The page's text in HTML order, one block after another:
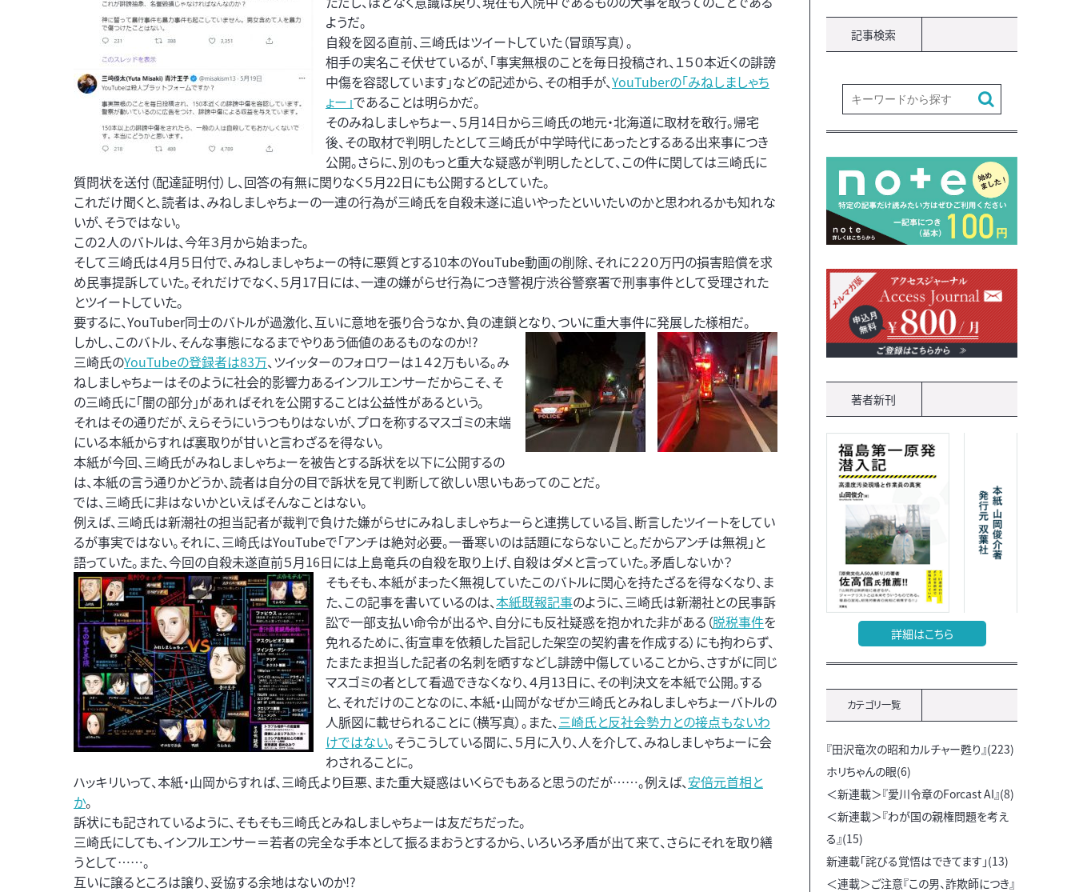
ようだ。
自殺を図る直前、三崎氏はツイートしていた（冒頭写真）。
相手の実名こそ伏せているが、「事実無根のことを毎日投稿され、１５０本近くの誹謗
中傷を容認しています」などの記述から、その相手が、YouTuberの「みねしましゃち
ょー」であることは明らかだ。
そのみねしましゃちょー、５月14日から三崎氏の地元・北海道に取材を敢行。帰宅
後、その取材で判明したとして三崎氏が中学時代にあったとするある出来事につき
公開。さらに、別のもっと重大な疑惑が判明したとして、この件に関しては三崎氏に
質問状を送付（配達証明付）し、回答の有無に関りなく５月22日にも公開するとしていた。
これだけ聞くと、読者は、みねしましゃちょーの一連の行為が三崎氏を自殺未遂に追いやったといいたいのかと思われるかも知れな
いが、そうではない。
この２人のバトルは、今年３月から始まった。
そして三崎氏は４月５日付で、みねしましゃちょーの特に悪質とする10本のYouTube動画の削除、それに２２０万円の損害賠償を求
め民事提訴していた。それだけでなく、５月17日には、一連の嫌がらせ行為につき警視庁渋谷警察署で刑事事件として受理された
とツイートしていた。
要するに、YouTuber同士のバトルが過激化、互いに意地を張り合うなか、負の連鎖となり、ついに重大事件に発展した様相だ。
しかし、このバトル、そんな事態になるまでやりあう価値のあるものなのか!?
三崎氏のYouTubeの登録者は83万、ツイッターのフォロワーは１４２万もいる。み
ねしましゃちょーはそのように社会的影響力あるインフルエンサーだからこそ、そ
の三崎氏に「闇の部分」があればそれを公開することは公益性があるという。
それはその通りだが、えらそうにいうつもりはないが、プロを称するマスゴミの末端
にいる本紙からすれば裏取りが甘いと言わざるを得ない。
本紙が今回、三崎氏がみねしましゃちょーを被告とする訴状を以下に公開するの
は、本紙の言う通りかどうか、読者は自分の目で訴状を見て判断して欲しい思いもあってのことだ。
では、三崎氏に非はないかといえばそんなことはない。
例えば、三崎氏は新潮社の担当記者が裁判で負けた嫌がらせにみねしましゃちょーらと連携している旨、断言したツイートをしてい
るが事実ではない。それに、三崎氏はYouTubeで「アンチは絶対必要。一番寒いのは話題にならないこと。だからアンチは無視」と
語っていた。また、今回の自殺未遂直前５月16日には上島竜兵の自殺を取り上げ、自殺はダメと言っていた。矛盾しないか？
そもそも、本紙がまったく無視していたこのバトルに関心を持たざるを得なくなり、ま
た、この記事を書いているのは、本紙既報記事のように、三崎氏は新潮社との民事訴
訟で一部支払い命令が出るや、自分にも反社疑惑を抱かれた非がある（脱税事件を
免れるために、街宣車を依頼した旨記した架空の契約書を作成する）にも拘わらず、
たまたま担当した記者の名刺を晒すなどし誹謗中傷していることから、さすがに同じ
マスゴミの者として看過できなくなり、４月13日に、その判決文を本紙で公開。する
と、それだけのことなのに、本紙・山岡がなぜか三崎氏とみねしましゃちょーバトルの
人脈図に載せられることに（横写真）。また、三崎氏と反社会勢力との接点もないわ
けではない。そうこうしている間に、５月に入り、人を介して、みねしましゃちょーに会
わされることに。
ハッキリいって、本紙・山岡からすれば、三崎氏より巨悪、また重大疑惑はいくらでもあると思うのだが……。例えば、安倍元首相と
か。
訴状にも記されているように、そもそも三崎氏とみねしましゃちょーは友だちだった。
三崎氏にしても、インフルエンサー＝若者の完全な手本として振るまおうとするから、いろいろ矛盾が出て来て、さらにそれを取り繕
うとして……。
互いに譲るところは譲り、妥協する余地はないのか!?
記事検索
著者新刊
詳細はこちら
カテゴリ一覧
『田沢竜次の昭和カルチャー甦り』(223)
ホリちゃんの眼(6)
＜新連載＞『愛川令章のForcast AI』(8)
＜新連載＞『わが国の親権問題を考え
る』(15)
新連載「詫びる覚悟はできてます」(13)
＜連載＞ご注意『この男、詐欺師につき』